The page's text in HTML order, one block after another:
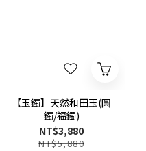
【玉鐲】天然和田玉(圓
鐲/福鐲)
NT$3,880
NT$5,880